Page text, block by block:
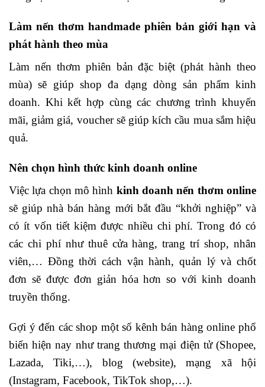
Làm nến thơm handmade phiên bản giới hạn và
phát hành theo mùa
Làm nến thơm phiên bản đặc biệt (phát hành theo
mùa) sẽ giúp shop đa dạng dòng sản phẩm kinh
doanh. Khi kết hợp cùng các chương trình khuyến
mãi, giảm giá, voucher sẽ giúp kích cầu mua sắm hiệu
quả.
Nên chọn hình thức kinh doanh online
Việc lựa chọn mô hình kinh doanh nến thơm online
sẽ giúp nhà bán hàng mới bắt đầu “khởi nghiệp” và
có ít vốn tiết kiệm được nhiều chi phí. Trong đó có
các chi phí như thuê cửa hàng, trang trí shop, nhân
viên,… Đồng thời cách vận hành, quản lý và chốt
đơn sẽ được đơn giản hóa hơn so với kinh doanh
truyền thống.
Gợi ý đến các shop một số kênh bán hàng online phổ
biến hiện nay như trang thương mại điện tử (Shopee,
Lazada, Tiki,…), blog (website), mạng xã hội
(Instagram, Facebook, TikTok shop,…).